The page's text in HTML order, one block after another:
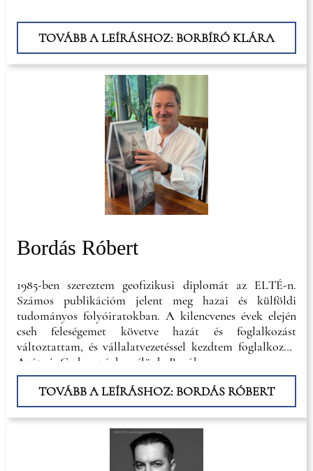
TOVÁBB A LEÍRÁSHOZ: BORBÍRÓ KLÁRA
Bordás Róbert
1985-ben szereztem geofizikusi diplomát az ELTÉ-n.
Számos publikációm jelent meg hazai és külföldi
tudományos folyóiratokban. A kilencvenes évek elején
cseh feleségemet követve hazát és foglalkozást
változtattam, és vállalatvezetéssel kezdtem foglalkozni.
Azóta is Csehországban élünk, Brnóban.
TOVÁBB A LEÍRÁSHOZ: BORDÁS RÓBERT